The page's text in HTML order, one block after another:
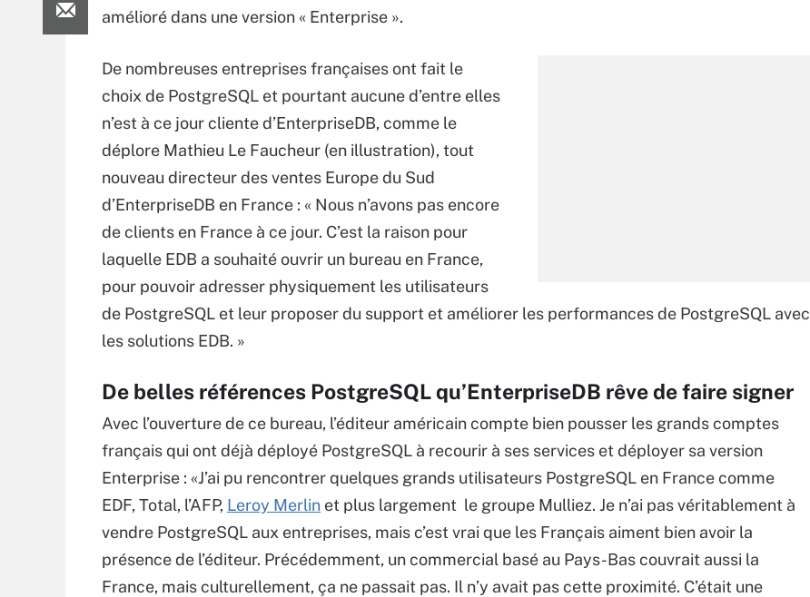
amélioré dans une version « Enterprise ».
De nombreuses entreprises françaises ont fait le
choix de PostgreSQL et pourtant aucune d’entre elles
n’est à ce jour cliente d’EnterpriseDB, comme le
déplore Mathieu Le Faucheur (en illustration), tout
nouveau directeur des ventes Europe du Sud
d’EnterpriseDB en France : « Nous n’avons pas encore
de clients en France à ce jour. C’est la raison pour
laquelle EDB a souhaité ouvrir un bureau en France,
pour pouvoir adresser physiquement les utilisateurs
de PostgreSQL et leur proposer du support et améliorer les performances de PostgreSQL avec
les solutions EDB. »
De belles références PostgreSQL qu’EnterpriseDB rêve de faire signer
Avec l’ouverture de ce bureau, l’éditeur américain compte bien pousser les grands comptes
français qui ont déjà déployé PostgreSQL à recourir à ses services et déployer sa version
Enterprise : «J’ai pu rencontrer quelques grands utilisateurs PostgreSQL en France comme
EDF, Total, l’AFP, Leroy Merlin et plus largement le groupe Mulliez. Je n’ai pas véritablement à
vendre PostgreSQL aux entreprises, mais c’est vrai que les Français aiment bien avoir la
présence de l’éditeur. Précédemment, un commercial basé au Pays-Bas couvrait aussi la
France, mais culturellement, ça ne passait pas. Il n’y avait pas cette proximité. C’était une